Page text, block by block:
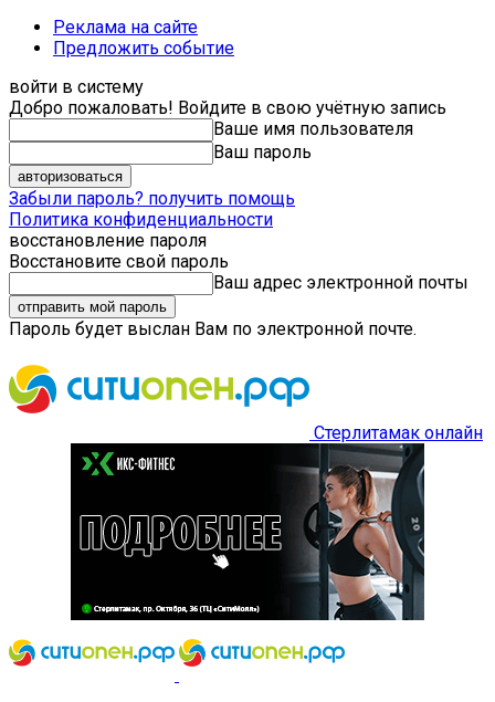
Реклама на сайте
Предложить событие
войти в систему
Добро пожаловать! Войдите в свою учётную запись
Ваше имя пользователя
Ваш пароль
Забыли пароль? получить помощь
Политика конфиденциальности
восстановление пароля
Восстановите свой пароль
Ваш адрес электронной почты
Пароль будет выслан Вам по электронной почте.
Стерлитамак онлайн